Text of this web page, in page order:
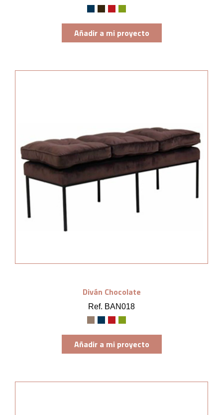
Añadir a mi proyecto
Diván Chocolate
Ref. BAN018
Añadir a mi proyecto